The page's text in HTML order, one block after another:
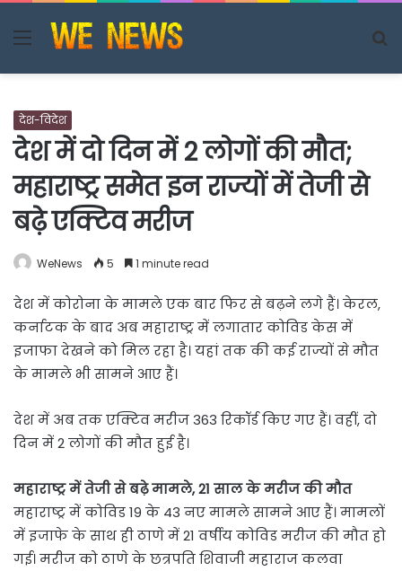
Menu
देश-विदेश
देश में दो दिन में 2 लोगों की मौत;
महाराष्ट्र समेत इन राज्यों में तेजी से
बढ़े एक्टिव मरीज
WeNews 5 1 minute read
देश में कोरोना के मामले एक बार फिर से बढ़ने लगे हैं। केरल,
कर्नाटक के बाद अब महाराष्ट्र में लगातार कोविड केस में
इजाफा देखने को मिल रहा है। यहां तक की कई राज्यों से मौत
के मामले भी सामने आए हैं।
देश में अब तक एक्टिव मरीज 363 रिकॉर्ड किए गए हैं। वहीं, दो
दिन में 2 लोगों की मौत हुई है।
महाराष्ट्र में तेजी से बढ़े मामले, 21 साल के मरीज की मौत
महाराष्ट्र में कोविड 19 के 43 नए मामले सामने आए हैं। मामलों
में इजाफे के साथ ही ठाणे में 21 वर्षीय कोविड मरीज की मौत हो
गई। मरीज को ठाणे के छत्रपति शिवाजी महाराज कलवा